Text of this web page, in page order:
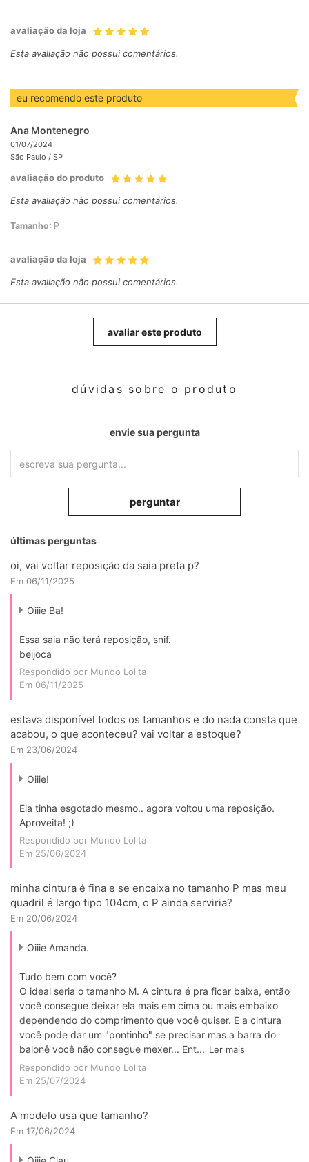
avaliação da loja
Esta avaliação não possui comentários.
eu recomendo este produto
Ana Montenegro
01/07/2024
São Paulo / SP
avaliação do produto
Esta avaliação não possui comentários.
Tamanho: P
avaliação da loja
Esta avaliação não possui comentários.
avaliar este produto
dúvidas sobre o produto
envie sua pergunta
perguntar
últimas perguntas
oi, vai voltar reposição da saia preta p?
Em 06/11/2025
Oiiie Ba!
Essa saia não terá reposição, snif.
beijoca
Respondido por Mundo Lolita
Em 06/11/2025
estava disponível todos os tamanhos e do nada consta que
acabou, o que aconteceu? vai voltar a estoque?
Em 23/06/2024
Oiiie!
Ela tinha esgotado mesmo.. agora voltou uma reposição.
Aproveita! ;)
Respondido por Mundo Lolita
Em 25/06/2024
minha cintura é fina e se encaixa no tamanho P mas meu
quadril é largo tipo 104cm, o P ainda serviria?
Em 20/06/2024
Oiiie Amanda.
Tudo bem com você?
O ideal seria o tamanho M. A cintura é pra ficar baixa, então
você consegue deixar ela mais em cima ou mais embaixo
dependendo do comprimento que você quiser. E a cintura
você pode dar um "pontinho" se precisar mas a barra do
balonê você não consegue mexer... Ent... Ler mais
Respondido por Mundo Lolita
Em 25/07/2024
A modelo usa que tamanho?
Em 17/06/2024